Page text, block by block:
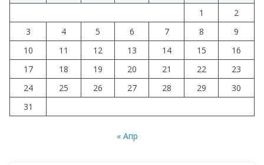
1
2
3
4 5 6 7 8
9
10
11 12 13 14 15
16
17
18 19 20 21 22
23
24
25 26 27 28 29
30
31
« Апр